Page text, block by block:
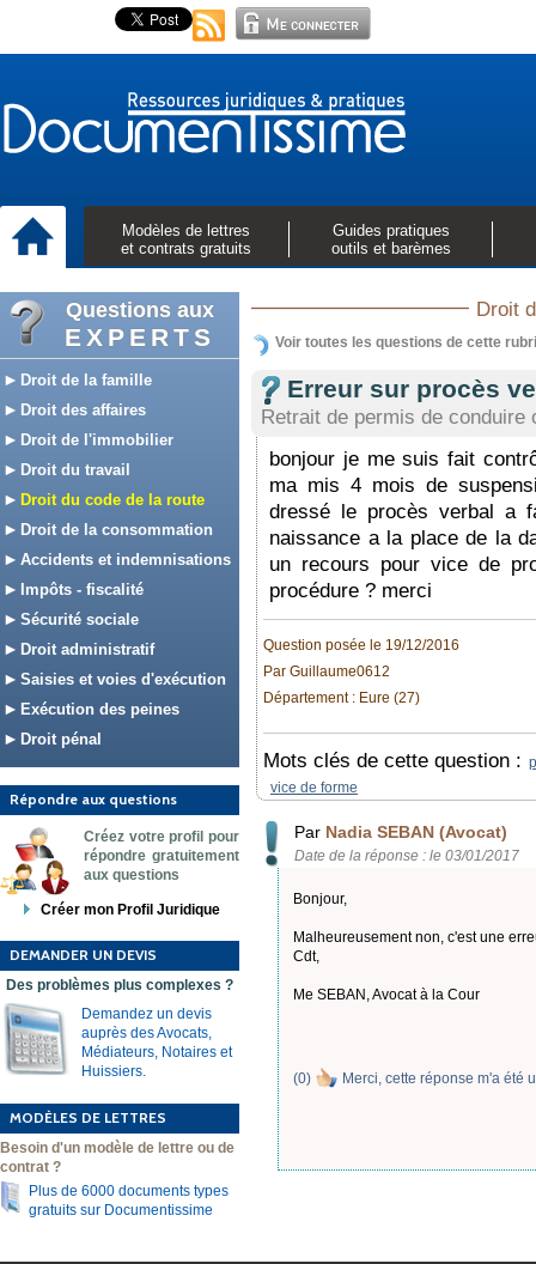
Modèles de lettres
et contrats gratuits
Guides pratiques
outils et barèmes
Questions aux
EXPERTS
Droit de la famille
Droit des affaires
Droit de l'immobilier
Droit du travail
Droit du code de la route
Droit de la consommation
Accidents et indemnisations
Impôts - fiscalité
Sécurité sociale
Droit administratif
Saisies et voies d'exécution
Exécution des peines
Droit pénal
Répondre aux questions
Créez votre profil pour
répondre gratuitement
aux questions
Créer mon Profil Juridique
DEMANDER UN DEVIS
Des problèmes plus complexes ?
Demandez un devis
auprès des Avocats,
Médiateurs, Notaires et
Huissiers.
MODÈLES DE LETTRES
Besoin d'un modèle de lettre ou de
contrat ?
Plus de 6000 documents types
gratuits sur Documentissime
Droit
Voir toutes les questions de cette
Erreur sur procès
Retrait de permis de conduire
bonjour je me suis fait
ma mis 4 mois de
dressé le procès verbal a
naissance a la place de la
un recours pour vice de
procédure ? merci
Question posée le 19/12/2016
Par Guillaume0612
Département : Eure (27)
Mots clés de cette question :
vice de forme
Par Nadia SEBAN (Avocat)
Date de la réponse : le 03/01/2017
Bonjour,
Malheureusement non, c'est une
Cdt,
Me SEBAN, Avocat à la Cour
(0) Merci, cette réponse m'a été